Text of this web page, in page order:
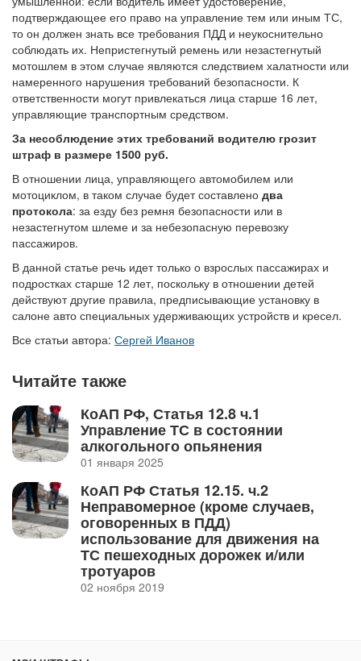
подтверждающее его право на управление тем или иным ТС,
то он должен знать все требования ПДД и неукоснительно
соблюдать их. Непристегнутый ремень или незастегнутый
мотошлем в этом случае являются следствием халатности или
намеренного нарушения требований безопасности. К
ответственности могут привлекаться лица старше 16 лет,
управляющие транспортным средством.
За несоблюдение этих требований водителю грозит
штраф в размере 1500 руб.
В отношении лица, управляющего автомобилем или
мотоциклом, в таком случае будет составлено два
протокола: за езду без ремня безопасности или в
незастегнутом шлеме и за небезопасную перевозку
пассажиров.
В данной статье речь идет только о взрослых пассажирах и
подростках старше 12 лет, поскольку в отношении детей
действуют другие правила, предписывающие установку в
салоне авто специальных удерживающих устройств и кресел.
Все статьи автора: Сергей Иванов
Читайте также
КоАП РФ, Статья 12.8 ч.1
Управление ТС в состоянии
алкогольного опьянения
01 января 2025
КоАП РФ Статья 12.15. ч.2 ​
Неправомерное (кроме случаев,
оговоренных в ПДД)
использование для движения на
ТС пешеходных дорожек и/или
тротуаров
02 ноября 2019